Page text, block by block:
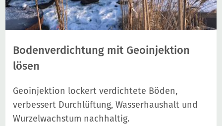
Bodenverdichtung mit Geoinjektion
lösen
Geoinjektion lockert verdichtete Böden,
verbessert Durchlüftung, Wasserhaushalt und
Wurzelwachstum nachhaltig.